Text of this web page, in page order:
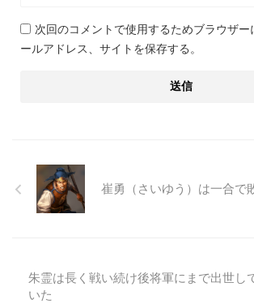
次回のコメントで使用するためブラウザー
ールアドレス、サイトを保存する。
崔勇（さいゆう）は一合で
朱霊は長く戦い続け後将軍にまで出世し
いた